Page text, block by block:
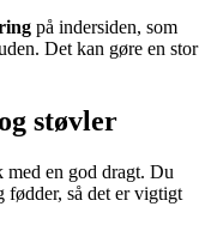
på indersiden, som
Det kan gøre en stor
støvler
en god dragt. Du
fødder, så det er vigtigt